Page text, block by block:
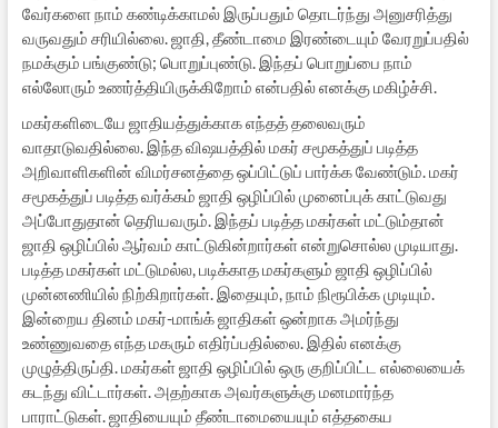
வேர்களை நாம் கண்டிக்காமல் இருப்பதும் தொடர்ந்து அனுசரித்து
வருவதும் சரியில்லை. ஜாதி, தீண்டாமை இரண்டையும் வேரறுப்பதில்
நமக்கும் பங்குண்டு; பொறுப்புண்டு. இந்தப் பொறுப்பை நாம்
எல்லோரும் உணர்த்தியிருக்கிறோம் என்பதில் எனக்கு மகிழ்ச்சி.
மகர்களிடையே ஜாதியத்துக்காக எந்தத் தலைவரும்
வாதாடுவதில்லை. இந்த விஷயத்தில் மகர் சமூகத்துப் படித்த
அறிவாளிகளின் விமர்சனத்தை ஒப்பிட்டுப் பார்க்க வேண்டும். மகர்
சமூகத்துப் படித்த வர்க்கம் ஜாதி ஒழிப்பில் முனைப்புக் காட்டுவது
அப்போதுதான் தெரியவரும். இந்தப் படித்த மகர்கள் மட்டும்தான்
ஜாதி ஒழிப்பில் ஆர்வம் காட்டுகின்றார்கள் என்றுசொல்ல முடியாது.
படித்த மகர்கள் மட்டுமல்ல, படிக்காத மகர்களும் ஜாதி ஒழிப்பில்
முன்னணியில் நிற்கிறார்கள். இதையும், நாம் நிரூபிக்க முடியும்.
இன்றைய தினம் மகர்-மாங்க் ஜாதிகள் ஒன்றாக அமர்ந்து
உண்ணுவதை எந்த மகரும் எதிர்ப்பதில்லை. இதில் எனக்கு
முழுத்திருப்தி. மகர்கள் ஜாதி ஒழிப்பில் ஒரு குறிப்பிட்ட எல்லையைக்
கடந்து விட்டார்கள். அதற்காக அவர்களுக்கு மனமார்ந்த
பாராட்டுகள். ஜாதியையும் தீண்டாமையையும் எத்தகைய